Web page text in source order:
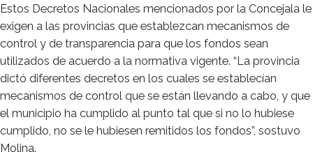
Estos Decretos Nacionales mencionados por la Concejala le
exigen a las provincias que establezcan mecanismos de
control y de transparencia para que los fondos sean
utilizados de acuerdo a la normativa vigente. “La provincia
dictó diferentes decretos en los cuales se establecían
mecanismos de control que se están llevando a cabo, y que
el municipio ha cumplido al punto tal que si no lo hubiese
cumplido, no se le hubiesen remitidos los fondos”, sostuvo
Molina.